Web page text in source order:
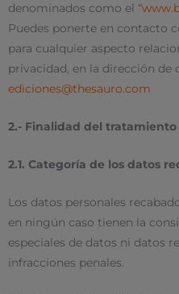
denominados como el “
Puedes ponerte en contacto
para cualquier aspecto
privacidad, en la dirección de
ediciones@thesauro.com
2.- Finalidad del tratamiento
2.1. Categoría de los datos
Los datos personales
en ningún caso tienen la
especiales de datos ni datos
infracciones penales.